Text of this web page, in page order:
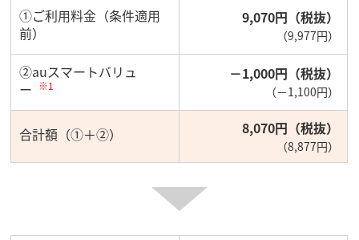
①ご利用料金（条件適用
前）
9,070円（税抜）
（9,977円）
②auスマートバリュ
ー ※1
－1,000円（税抜）
（－1,100円）
合計額（①＋②） 8,070円（税抜）
（8,877円）